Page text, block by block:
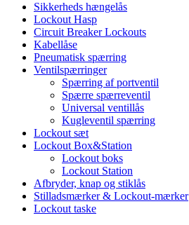
Sikkerheds hængelås
Lockout Hasp
Circuit Breaker Lockouts
Kabellåse
Pneumatisk spærring
Ventilspærringer
Spærring af portventil
Spærre spærreventil
Universal ventillås
Kugleventil spærring
Lockout sæt
Lockout Box&Station
Lockout boks
Lockout Station
Afbryder, knap og stiklås
Stilladsmærker & Lockout-mærker
Lockout taske